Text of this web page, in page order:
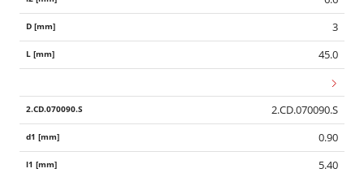
3
45.0
2.CD.070090.S
0.90
5.40